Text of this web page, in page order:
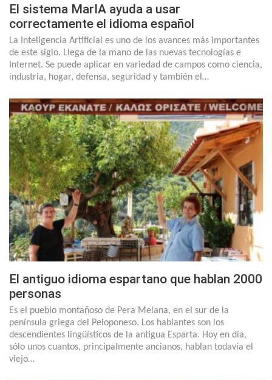
El sistema MarIA ayuda a usar
correctamente el idioma español
La Inteligencia Artificial es uno de los avances más importantes
de este siglo. Llega de la mano de las nuevas tecnologías e
Internet. Se puede aplicar en variedad de campos como ciencia,
industria, hogar, defensa, seguridad y también el…
El antiguo idioma espartano que hablan 2000
personas
Es el pueblo montañoso de Pera Melana, en el sur de la
península griega del Peloponeso. Los hablantes son los
descendientes lingüísticos de la antigua Esparta. Hoy en día,
sólo unos cuantos, principalmente ancianos, hablan todavía el
viejo…